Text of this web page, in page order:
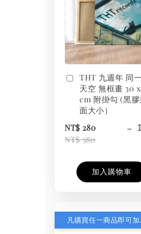
THT 九週年 同
天空 無框畫 30
cm 附掛勾 (黑膠
面大小）
NT$ 280
NT$ 380
-
加入購物車
凡購買